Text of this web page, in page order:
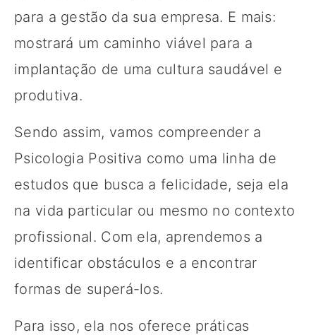
para a gestão da sua empresa. E mais:
mostrará um caminho viável para a
implantação de uma cultura saudável e
produtiva.
Sendo assim, vamos compreender a
Psicologia Positiva como uma linha de
estudos que busca a felicidade, seja ela
na vida particular ou mesmo no contexto
profissional. Com ela, aprendemos a
identificar obstáculos e a encontrar
formas de superá-los.
Para isso, ela nos oferece práticas